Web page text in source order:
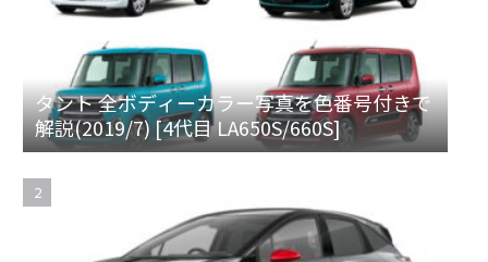
タント 全ボディーカラー写真を色番号付きで
解説(2019/7) [4代目 LA650S/660S]